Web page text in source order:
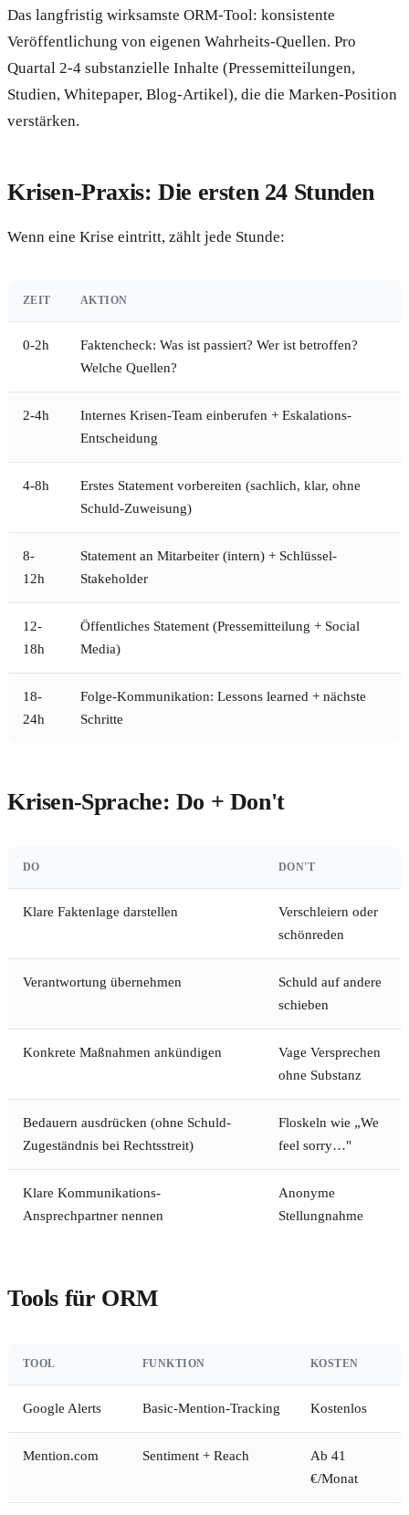
Das langfristig wirksamste ORM-Tool: konsistente
Veröffentlichung von eigenen Wahrheits-Quellen. Pro
Quartal 2-4 substanzielle Inhalte (Pressemitteilungen,
Studien, Whitepaper, Blog-Artikel), die die Marken-Position
verstärken.
Krisen-Praxis: Die ersten 24 Stunden
Wenn eine Krise eintritt, zählt jede Stunde:
ZEIT AKTION
0-2h
Faktencheck: Was ist passiert? Wer ist betroffen?
Welche Quellen?
2-4h
Internes Krisen-Team einberufen + Eskalations-
Entscheidung
4-8h
Erstes Statement vorbereiten (sachlich, klar, ohne
Schuld-Zuweisung)
8-
12h
Statement an Mitarbeiter (intern) + Schlüssel-
Stakeholder
12-
18h
Öffentliches Statement (Pressemitteilung + Social
Media)
18-
24h
Folge-Kommunikation: Lessons learned + nächste
Schritte
Krisen-Sprache: Do + Don't
DO DON'T
Klare Faktenlage darstellen
Verschleiern oder
schönreden
Verantwortung übernehmen
Schuld auf andere
schieben
Konkrete Maßnahmen ankündigen
Vage Versprechen
ohne Substanz
Bedauern ausdrücken (ohne Schuld-
Zugeständnis bei Rechtsstreit)
Floskeln wie „We
feel sorry…"
Klare Kommunikations-
Ansprechpartner nennen
Anonyme
Stellungnahme
Tools für ORM
TOOL FUNKTION KOSTEN
Google Alerts Basic-Mention-Tracking Kostenlos
Mention.com Sentiment + Reach
Ab 41
€/Monat